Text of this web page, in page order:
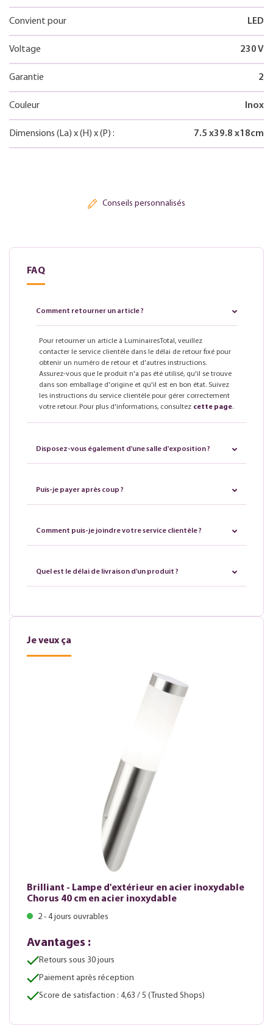
Convient pour LED
Voltage 230 V
Garantie 2
Couleur Inox
Dimensions (La) x(H) x(P) : 7.5 x39.8 x18cm
Conseils personnalisés
FAQ
Comment retourner un article ?
Pour retourner un article à LuminairesTotal, veuillez
contacter le service clientèle dans le délai de retour fixé pour
obtenir un numéro de retour et d'autres instructions.
Assurez-vous que le produit n'a pas été utilisé, qu'il se trouve
dans son emballage d'origine et qu'il est en bon état. Suivez
les instructions du service clientèle pour gérer correctement
votre retour. Pour plus d'informations, consultez cette page.
Disposez-vous également d'une salle d'exposition ?
Puis-je payer après coup ?
Comment puis-je joindre votre service clientèle ?
Quel est le délai de livraison d'un produit ?
Je veux ça
Brilliant - Lampe d'extérieur en acier inoxydable
Chorus 40 cm en acier inoxydable
2 - 4 jours ouvrables
Avantages :
Retours sous 30 jours
Paiement après réception
Score de satisfaction : 4,63 / 5 (Trusted Shops)